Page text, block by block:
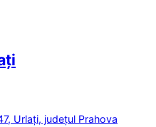
Urlați, județul Prahova